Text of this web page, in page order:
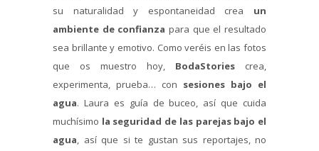
su naturalidad y espontaneidad crea un
ambiente de confianza para que el resultado
sea brillante y emotivo. Como veréis en las fotos
que os muestro hoy, BodaStories crea,
experimenta, prueba… con sesiones bajo el
agua. Laura es guía de buceo, así que cuida
muchísimo la seguridad de las parejas bajo el
agua, así que si te gustan sus reportajes, no